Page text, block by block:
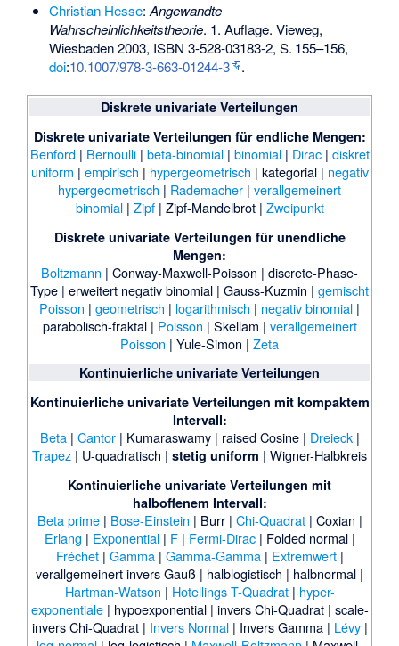
Christian Hesse: Angewandte
Wahrscheinlichkeitstheorie. 1. Auflage. Vieweg,
Wiesbaden 2003, ISBN 3-528-03183-2, S. 155–156,
doi:10.1007/978-3-663-01244-3 .
Diskrete univariate Verteilungen
Diskrete univariate Verteilungen für endliche Mengen:
Benford| Bernoulli| beta-binomial| binomial| Dirac| diskret
uniform | empirisch | hypergeometrisch | kategorial| negativ
hypergeometrisch | Rademacher | verallgemeinert
binomial| Zipf| Zipf-Mandelbrot| Zweipunkt
Diskrete univariate Verteilungen für unendliche
Mengen:
Boltzmann | Conway-Maxwell-Poisson | discrete-Phase-
Type | erweitert negativ binomial | Gauss-Kuzmin | gemischt
Poisson | geometrisch | logarithmisch | negativ binomial |
parabolisch-fraktal| Poisson | Skellam | verallgemeinert
Poisson | Yule-Simon | Zeta
Kontinuierliche univariate Verteilungen
Kontinuierliche univariate Verteilungen mit kompaktem
Intervall:
Beta| Cantor| Kumaraswamy| raised Cosine| Dreieck|
Trapez | U-quadratisch | stetig uniform | Wigner-Halbkreis
Kontinuierliche univariate Verteilungen mit
halboffenem Intervall:
Beta prime| Bose-Einstein | Burr| Chi-Quadrat| Coxian |
Erlang | Exponential| F| Fermi-Dirac| Folded normal|
Fréchet| Gamma| Gamma-Gamma| Extremwert|
verallgemeinert invers Gauß | halblogistisch | halbnormal |
Hartman-Watson | Hotellings T-Quadrat| hyper-
exponentiale| hypoexponential| invers Chi-Quadrat| scale-
invers Chi-Quadrat| Invers Normal| Invers Gamma| Lévy|